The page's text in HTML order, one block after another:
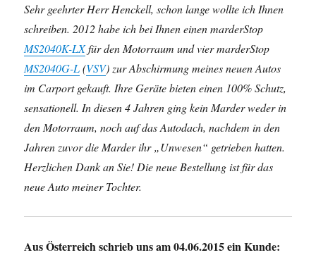
Sehr geehrter Herr Henckell, schon lange wollte ich Ihnen
schreiben. 2012 habe ich bei Ihnen einen marderStop
MS2040K-LXfür den Motorraum und vier marderStop
MS2040G-L(VSV) zur Abschirmung meines neuen Autos
im Carport gekauft. Ihre Geräte bieten einen 100% Schutz,
sensationell. In diesen 4 Jahren ging kein Marder weder in
den Motorraum, noch auf das Autodach, nachdem in den
Jahren zuvor die Marder ihr „Unwesen“ getrieben hatten.
Herzlichen Dank an Sie! Die neue Bestellung ist für das
neue Auto meiner Tochter.
Aus Österreich schrieb uns am 04.06.2015 ein Kunde: